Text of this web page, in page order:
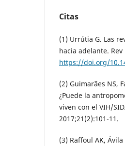
Citas
(1) Urrútia G. Las
hacia adelante.
https://doi.org/
(2) Guimarães NS,
¿Puede la
viven con el VIH/
2017;21(2):101-11.
(3) Raffoul AK,